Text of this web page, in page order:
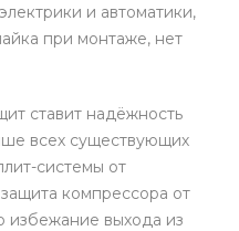
и автоматики,
при монтаже, нет
ставит надёжность
всех существующих
системы от
компрессора от
избежание выхода из